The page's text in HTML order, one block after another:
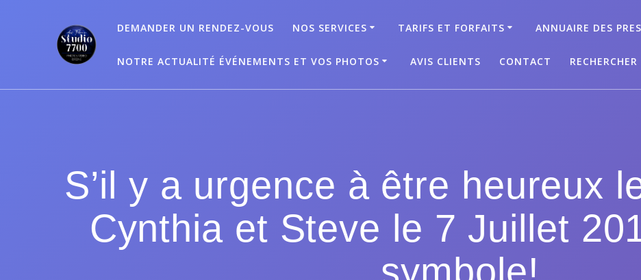
DEMANDER UN RENDEZ-VOUS NOS SERVICES TARIFS ET FORFAITS ANNUAIRE DES
NOTRE ACTUALITÉ ÉVÉNEMENTS ET VOS PHOTOS AVIS CLIENTS CONTACT RECHERCHER
S’il y a urgence à être heureux
Cynthia et Steve le 7 Juillet
symbole!